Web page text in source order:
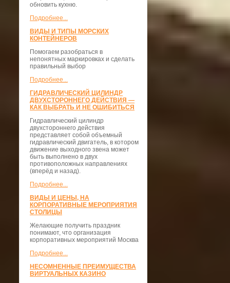
обновить кухню.
Подробнее...
ВИДЫ И ТИПЫ МОРСКИХ
КОНТЕЙНЕРОВ
Помогаем разобраться в
непонятных маркировках и сделать
правильный выбор
Подробнее...
ГИДРАВЛИЧЕСКИЙ ЦИЛИНДР
ДВУХСТОРОННЕГО ДЕЙСТВИЯ —
КАК ВЫБРАТЬ И НЕ ОШИБИТЬСЯ
Гидравлический цилиндр
двухстороннего действия
представляет собой объемный
гидравлический двигатель, в котором
движение выходного звена может
быть выполнено в двух
противоположных направлениях
(вперёд и назад).
Подробнее...
ВИДЫ И ЦЕНЫ, НА
КОРПОРАТИВНЫЕ МЕРОПРИЯТИЯ
СТОЛИЦЫ
Желающие получить праздник
понимают, что организация
корпоративных мероприятий Москва
Подробнее...
НЕСОМНЕННЫЕ ПРЕИМУЩЕСТВА
ВИРТУАЛЬНЫХ КАЗИНО